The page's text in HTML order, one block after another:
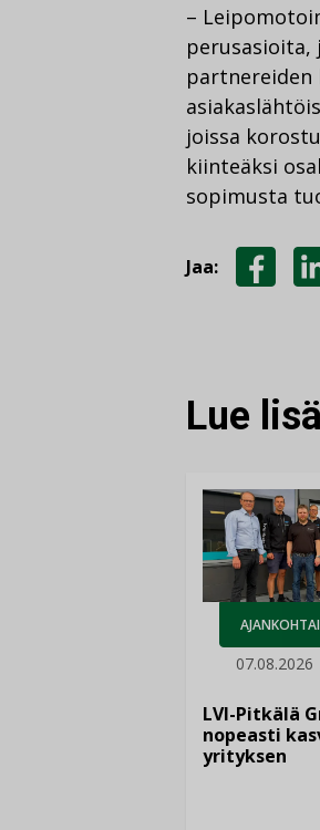
–
perusasioita,
partnereiden
joissa
kiinteäksi
sopimusta
Jaa:
Lue
07.08.2026
LVI-Pitkälä
nopeasti
yrityksen